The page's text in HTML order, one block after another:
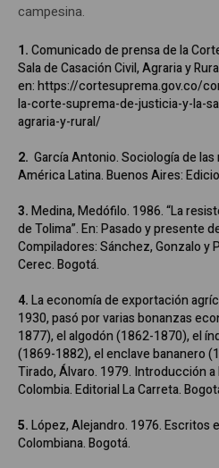
campesina.
1.Comunicado de prensa de la
Sala de Casación Civil, Agraria y
en: https://cortesuprema.gov.co/
la-corte-suprema-de-justicia-y-la-
agraria-y-rural/
2. García Antonio. Sociología de
América Latina. Buenos Aires:
3.Medina, Medófilo. 1986. “La
de Tolima”. En: Pasado y presente
Compiladores: Sánchez, Gonzalo y
Cerec. Bogotá.
4.La economía de exportación
1930, pasó por varias bonanzas
1877), el algodón (1862-1870), el
(1869-1882), el enclave bananero
Tirado, Álvaro. 1979. Introducción
Colombia. Editorial La Carreta.
5.López, Alejandro. 1976. Escritos
Colombiana. Bogotá.